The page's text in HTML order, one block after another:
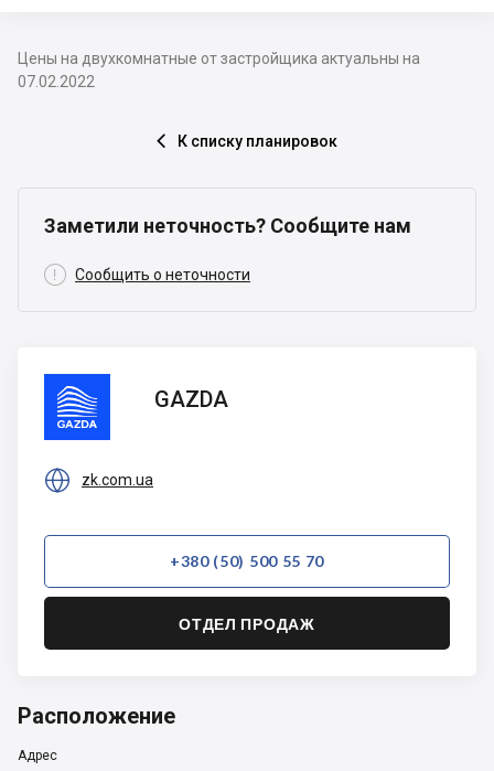
Цены на двухкомнатные от застройщика актуальны на
07.02.2022
 К списку планировок
Заметили неточность? Сообщите нам
 Сообщить о неточности
GAZDA
GAZDA
 zk.com.ua
+380 (50) 500 55 70
ОТДЕЛ ПРОДАЖ
Расположение
Адрес